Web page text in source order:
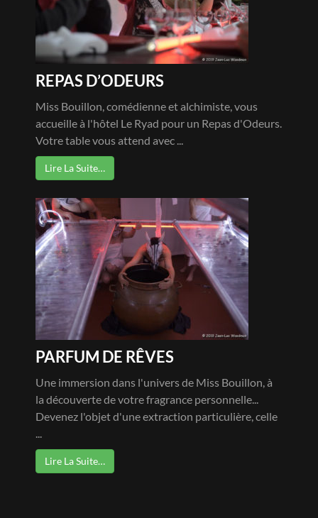
REPAS D’ODEURS
Miss Bouillon, comédienne et alchimiste, vous
accueille à l'hôtel Le Ryad pour un Repas d'Odeurs.
Votre table vous attend avec ...
Lire La Suite…
PARFUM DE RÊVES
Une immersion dans l'univers de Miss Bouillon, à
la découverte de votre fragrance personnelle...
Devenez l'objet d'une extraction particulière, celle
...
Lire La Suite…